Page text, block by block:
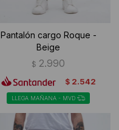
Pantalón cargo Roque -
Beige
$ 2.990
$ 2.542
LLEGA MAÑANA - MVD